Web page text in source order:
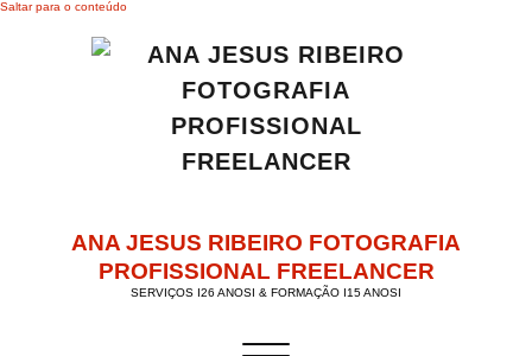
Saltar para o conteúdo
ANA JESUS RIBEIRO FOTOGRAFIA
PROFISSIONAL FREELANCER
SERVIÇOS I26 ANOSI & FORMAÇÃO I15 ANOSI
Alternar a navegação